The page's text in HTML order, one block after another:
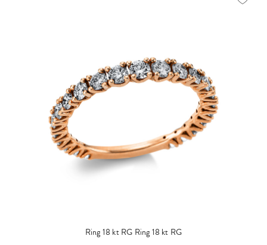
Ring 18 kt RG Ring 18 kt RG